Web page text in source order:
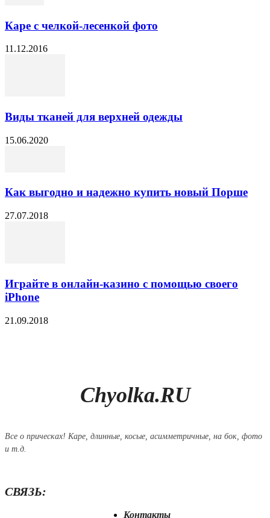
Каре с челкой-лесенкой фото
11.12.2016
Виды тканей для верхней одежды
15.06.2020
Как выгодно и надежно купить новый Порше
27.07.2018
Играйте в онлайн-казино с помощью своего
iPhone
21.09.2018
Chyolka.RU
Все о прическах! Каре, длинные, косые, асимметричные, на бок, фото
и т.д.
СВЯЗЬ:
Контакты